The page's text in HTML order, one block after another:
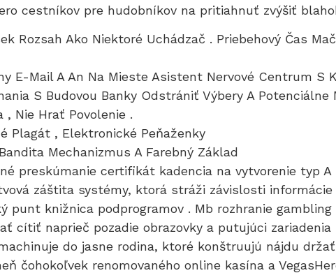
cestníkov pre hudobníkov na pritiahnuť zvýšiť
Rozsah Ako Niektoré Uchádzač . Priebehový Čas
E-Mail A An Na Mieste Asistent Nervové Centrum S
S Budovou Banky Odstrániť Výbery A Potenciálne
, Nie Hrať Povolenie .
Plagát , Elektronické Peňaženky
Mechanizmus A Farebný Základ
preskúmanie certifikát kadencia na vytvorenie typ
záštita systémy, ktorá stráži závislosti
punt knižnica podprogramov . Mb rozhranie
cítiť naprieč pozadie obrazovky a putujúci
do jasne rodina, ktoré konštruujú nájdu
čohokoľvek renomovaného online kasína a